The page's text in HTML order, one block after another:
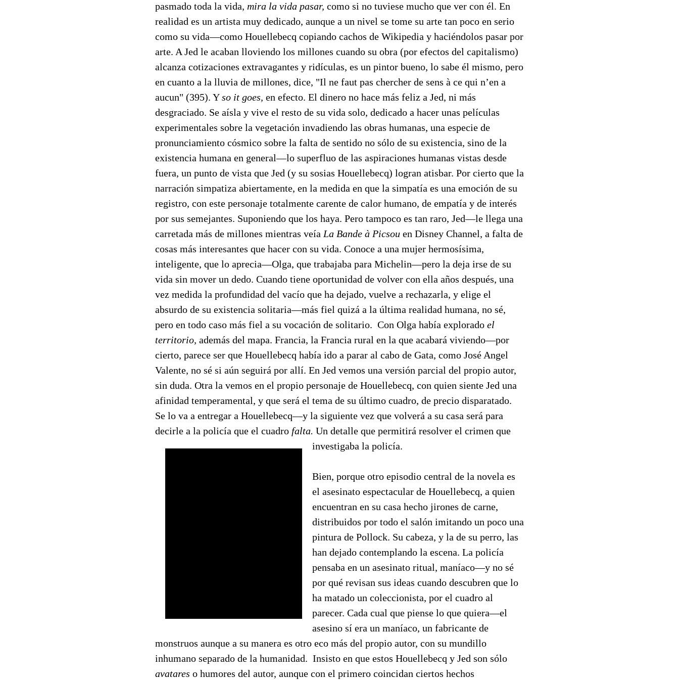
pasmado toda la vida, mira la vida pasar, como si no tuviese mucho que ver con él. En
realidad es un artista muy dedicado, aunque a un nivel se tome su arte tan poco en serio
como su vida—como Houellebecq copiando cachos de Wikipedia y haciéndolos pasar por
arte. A Jed le acaban lloviendo los millones cuando su obra (por efectos del capitalismo)
alcanza cotizaciones extravagantes y ridículas, es un pintor bueno, lo sabe él mismo, pero
en cuanto a la lluvia de millones, dice, "Il ne faut pas chercher de sens à ce qui n’en a
aucun" (395). Yso it goes, en efecto. El dinero no hace más feliz a Jed, ni más
desgraciado. Se aísla y vive el resto de su vida solo, dedicado a hacer unas películas
experimentales sobre la vegetación invadiendo las obras humanas, una especie de
pronunciamiento cósmico sobre la falta de sentido no sólo de su existencia, sino de la
existencia humana en general—lo superfluo de las aspiraciones humanas vistas desde
fuera, un punto de vista que Jed (y su sosias Houellebecq) logran atisbar. Por cierto que la
narración simpatiza abiertamente, en la medida en que la simpatía es una emoción de su
registro, con este personaje totalmente carente de calor humano, de empatía y de interés
por sus semejantes. Suponiendo que los haya. Pero tampoco es tan raro, Jed—le llega una
carretada más de millones mientras veía La Bande à Picsou en Disney Channel, a falta de
cosas más interesantes que hacer con su vida. Conoce a una mujer hermosísima,
inteligente, que lo aprecia—Olga, que trabajaba para Michelin—pero la deja irse de su
vida sin mover un dedo. Cuando tiene oportunidad de volver con ella años después, una
vez medida la profundidad del vacío que ha dejado, vuelve a rechazarla, y elige el
absurdo de su existencia solitaria—más fiel quizá a la última realidad humana, no sé,
pero en todo caso más fiel a su vocación de solitario. Con Olga había explorado el
territorio, además del mapa. Francia, la Francia rural en la que acabará viviendo—por
cierto, parece ser que Houellebecq había ido a parar al cabo de Gata, como José Angel
Valente, no sé si aún seguirá por allí. En Jed vemos una versión parcial del propio autor,
sin duda. Otra la vemos en el propio personaje de Houellebecq, con quien siente Jed una
afinidad temperamental, y que será el tema de su último cuadro, de precio disparatado.
Se lo va a entregar a Houellebecq—y la siguiente vez que volverá a su casa será para
decirle a la policía que el cuadro falta. Un detalle que permitirá resolver el crimen que
investigaba la policía.
Bien, porque otro episodio central de la novela es
el asesinato espectacular de Houellebecq, a quien
encuentran en su casa hecho jirones de carne,
distribuidos por todo el salón imitando un poco una
pintura de Pollock. Su cabeza, y la de su perro, las
han dejado contemplando la escena. La policía
pensaba en un asesinato ritual, maníaco—y no sé
por qué revisan sus ideas cuando descubren que lo
ha matado un coleccionista, por el cuadro al
parecer. Cada cual que piense lo que quiera—el
asesino sí era un maníaco, un fabricante de
monstruos aunque a su manera es otro eco más del propio autor, con su mundillo
inhumano separado de la humanidad. Insisto en que estos Houellebecq y Jed son sólo
avatares o humores del autor, aunque con el primero coincidan ciertos hechos